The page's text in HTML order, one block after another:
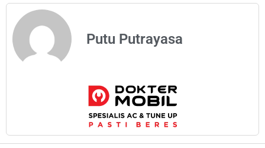
Putu Putrayasa